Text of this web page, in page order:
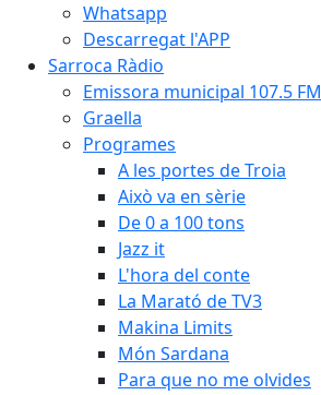
Whatsapp
Descarregat l'APP
Sarroca Ràdio
Emissora municipal 107.5 FM
Graella
Programes
A les portes de Troia
Això va en sèrie
De 0 a 100 tons
Jazz it
L'hora del conte
La Marató de TV3
Makina Limits
Món Sardana
Para que no me olvides